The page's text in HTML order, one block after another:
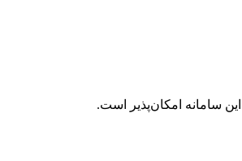
سامانه امکان‌پذیر است.